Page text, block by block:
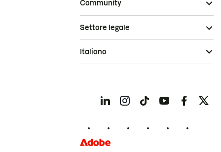
Community
Settore legale
Italiano